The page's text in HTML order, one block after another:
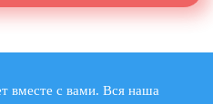
вместе с вами. Вся наша